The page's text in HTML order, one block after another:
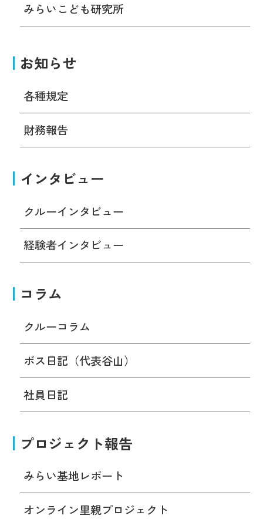
みらいこども研究所
お知らせ
各種規定
財務報告
インタビュー
クルーインタビュー
経験者インタビュー
コラム
クルーコラム
ボス日記（代表谷山）
社員日記
プロジェクト報告
みらい基地レポート
オンライン里親プロジェクト